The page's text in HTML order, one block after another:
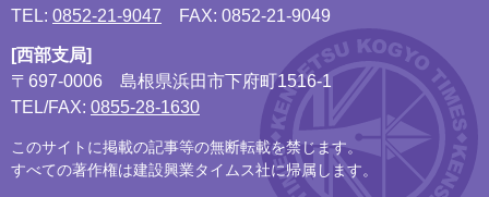
TEL: 0852-21-9047 FAX: 0852-21-9049
[西部支局]
〒697-0006
島根県浜田市下府町1516-1
TEL/FAX: 0855-28-1630
このサイトに掲載の記事等の無断転載を禁じます。
すべての著作権は建設興業タイムス社に帰属します。